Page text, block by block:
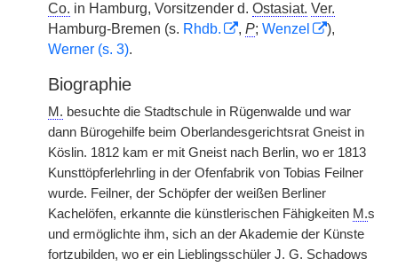
Co. in Hamburg, Vorsitzender d. Ostasiat. Ver.
Hamburg-Bremen (s. Rhdb. , P; Wenzel
),
Werner (s. 3).
Biographie
M. besuchte die Stadtschule in Rügenwalde und war
dann Bürogehilfe beim Oberlandesgerichtsrat Gneist in
Köslin. 1812 kam er mit Gneist nach Berlin, wo er 1813
Kunsttöpferlehrling in der Ofenfabrik von Tobias Feilner
wurde. Feilner, der Schöpfer der weißen Berliner
Kachelöfen, erkannte die künstlerischen Fähigkeiten M.s
und ermöglichte ihm, sich an der Akademie der Künste
fortzubilden, wo er ein Lieblingsschüler J. G. Schadows